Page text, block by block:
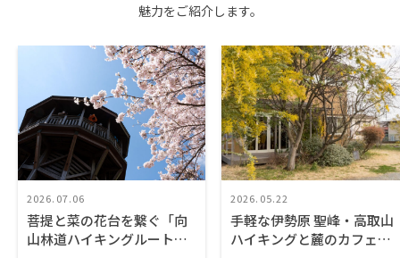
魅力をご紹介します。
2026.07.06
菩提と菜の花台を繋ぐ「向
山林道ハイキングルート」
2026.05.22
手軽な伊勢原 聖峰・高取山
ハイキングと麓のカフェで